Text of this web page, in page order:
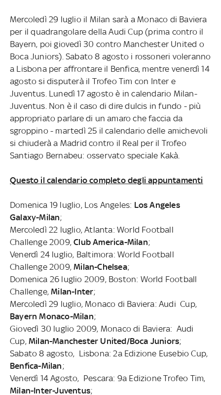
Mercoledì 29 luglio il Milan sarà a Monaco di Baviera
per il quadrangolare della Audi Cup (prima contro il
Bayern, poi giovedì 30 contro Manchester United o
Boca Juniors). Sabato 8 agosto i rossoneri voleranno
a Lisbona per affrontare il Benfica, mentre venerdì 14
agosto si disputerà il Trofeo Tim con Inter e
Juventus. Lunedì 17 agosto è in calendario Milan-
Juventus. Non è il caso di dire dulcis in fundo - più
appropriato parlare di un amaro che faccia da
sgroppino - martedì 25 il calendario delle amichevoli
si chiuderà a Madrid contro il Real per il Trofeo
Santiago Bernabeu: osservato speciale Kakà.
Questo il calendario completo degli appuntamenti
Domenica 19 luglio, Los Angeles: Los Angeles
Galaxy-Milan;
Mercoledì 22 luglio, Atlanta: World Football
Challenge 2009,Club America-Milan;
Venerdì 24 luglio, Baltimora: World Football
Challenge 2009,Milan-Chelsea;
Domenica 26 luglio 2009, Boston: World Football
Challenge,Milan-Inter;
Mercoledì 29 luglio, Monaco di Baviera: Audi Cup,
Bayern Monaco-Milan;
Giovedì 30 luglio 2009, Monaco di Baviera: Audi
Cup, Milan-Manchester United/Boca Juniors;
Sabato 8 agosto, Lisbona: 2a Edizione Eusebio Cup,
Benfica-Milan ;
Venerdì 14 Agosto, Pescara: 9a Edizione Trofeo Tim,
Milan-Inter-Juventus;